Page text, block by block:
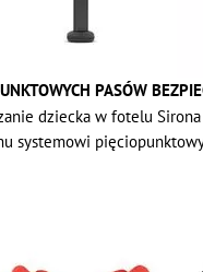
PASÓW
dziecka w fotelu Sirona
systemowi